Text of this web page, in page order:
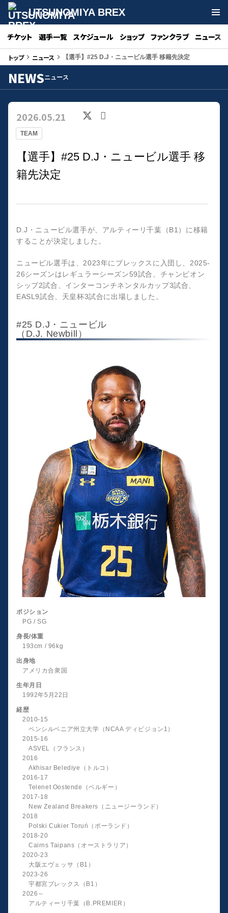
UTSUNOMIYA BREX
チケット 選手一覧 スケジュール ショップ ファンクラブ ニュース
トップkeyboard_arrow_right ニュース keyboard_arrow_right 【選手】#25 D.J・ニュービル選手 移籍先決定
NEWSニュース
TEAM
2026.05.21
【選手】#25 D.J・ニュービル選手 移
籍先決定
D.J・ニュービル選手が、アルティーリ千葉（B1）に移籍
することが決定しました。
ニュービル選手は、2023年にブレックスに入団し、2025-
26シーズンはレギュラーシーズン59試合、チャンピオン
シップ2試合、インターコンチネンタルカップ3試合、
EASL9試合、天皇杯3試合に出場しました。
#25 D.J・ニュービル
（D.J. Newbill）
ポジション
PG / SG
身長/体重
193cm / 96kg
出身地
アメリカ合衆国
生年月日
1992年5月22日
経歴
2010-15
ペンシルベニア州立大学（NCAA ディビジョン1）
2015-16
ASVEL（フランス）
2016
Akhisar Belediye（トルコ）
2016-17
Telenet Oostende（ベルギー）
2017-18
New Zealand Breakers（ニュージーランド）
2018
Polski Cukier Toruń（ポーランド）
2018-20
Cairns Taipans（オーストラリア）
2020-23
大阪エヴェッサ（B1）
2023-26
宇都宮ブレックス（B1）
2026～
アルティーリ千葉（B.PREMIER）